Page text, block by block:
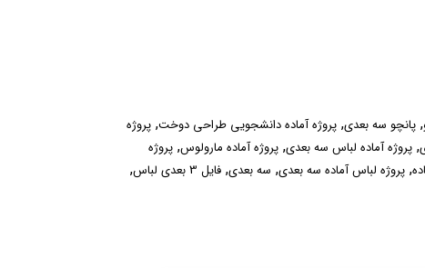
, پانچو سه بعدی, پروژه آماده دانشجویی طراحی دوخت, پروژه
, پروژه آماده لباس سه بعدی, پروژه آماده مارولوس, پروژه
, پروژه لباس آماده سه بعدی, سه بعدی, فایل 3 بعدی لباس ,